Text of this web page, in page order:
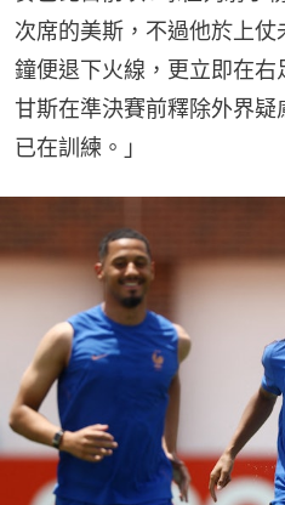
次席的美斯，不過他於上仗
鐘便退下火線，更立即在
甘斯在準決賽前釋除外界疑
已在訓練。」